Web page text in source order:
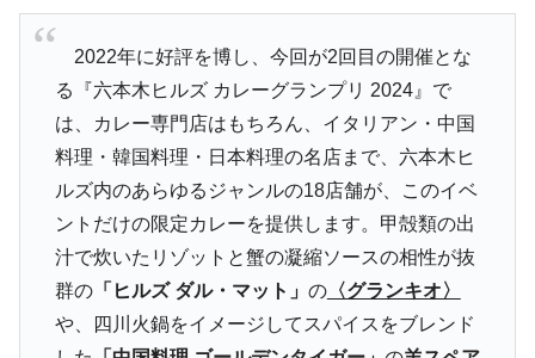
2022年に好評を博し、今回が2回目の開催とな
る『六本木ヒルズ カレーグランプリ 2024』で
は、カレー専門店はもちろん、イタリアン・中国
料理・韓国料理・日本料理の名店まで、六本木ヒ
ルズ内のあらゆるジャンルの18店舗が、このイベ
ントだけの限定カレーを提供します。甲殻類の出
汁で炊いたリゾットと蟹の凝縮ソースの相性が抜
群の「ヒルズ ダル・マット」 の〈グランキオ〉
や、四川火鍋をイメージしてスパイスをブレンド